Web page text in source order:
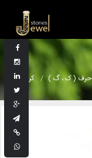
حرف ( ک ، گ ) کرنروپین